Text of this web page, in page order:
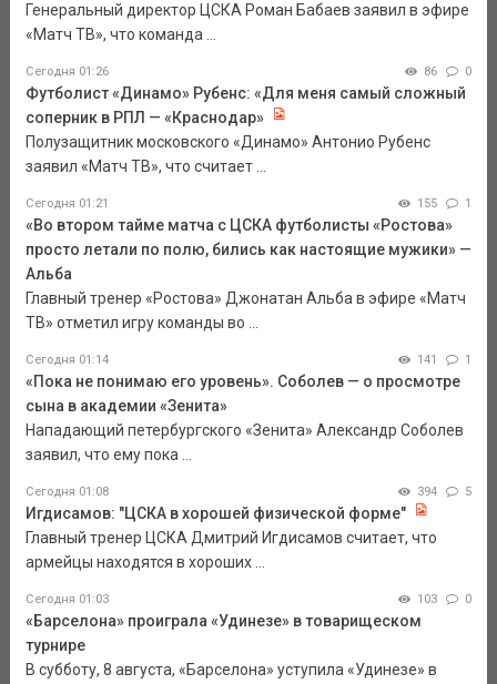
Генеральный директор ЦСКА Роман Бабаев заявил в эфире
«Матч ТВ», что команда ...
Сегодня 01:26 86 0
Футболист «Динамо» Рубенс: «Для меня самый сложный
соперник в РПЛ — «Краснодар»
Полузащитник московского «Динамо» Антонио Рубенс
заявил «Матч ТВ», что считает ...
Сегодня 01:21 155 1
«Во втором тайме матча с ЦСКА футболисты «Ростова»
просто летали по полю, бились как настоящие мужики» —
Альба
Главный тренер «Ростова» Джонатан Альба в эфире «Матч
ТВ» отметил игру команды во ...
Сегодня 01:14 141 1
«Пока не понимаю его уровень». Соболев — о просмотре
сына в академии «Зенита»
Нападающий петербургского «Зенита» Александр Соболев
заявил, что ему пока ...
Сегодня 01:08 394 5
Игдисамов: "ЦСКА в хорошей физической форме"
Главный тренер ЦСКА Дмитрий Игдисамов считает, что
армейцы находятся в хороших ...
Сегодня 01:03 103 0
«Барселона» проиграла «Удинезе» в товарищеском
турнире
В субботу, 8 августа, «Барселона» уступила «Удинезе» в